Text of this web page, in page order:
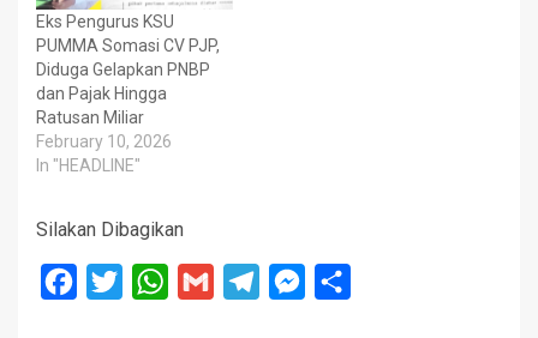
Eks Pengurus KSU
PUMMA Somasi CV PJP,
Diduga Gelapkan PNBP
dan Pajak Hingga
Ratusan Miliar
February 10, 2026
In "HEADLINE"
Silakan Dibagikan
Facebook
Twitter WhatsApp
Gmail TelegramMessenger